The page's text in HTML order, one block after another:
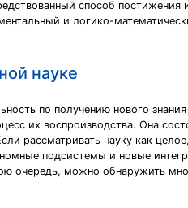
способ
и логико-
науке
по получению нового
их воспроизводства. Она
рассматривать науку как
подсистемы и новые
очередь, можно обнаружить